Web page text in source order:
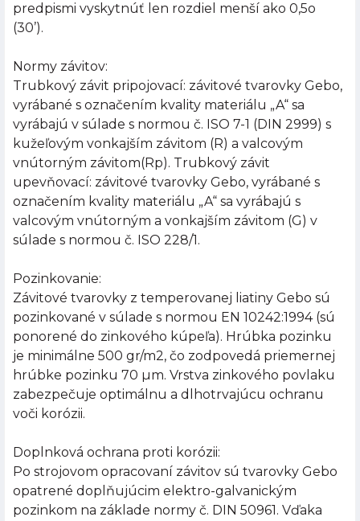
predpismi vyskytnúť len rozdiel menší ako 0,5o
(30’).
Normy závitov:
Trubkový závit pripojovací: závitové tvarovky Gebo,
vyrábané s označením kvality materiálu „A“ sa
vyrábajú v súlade s normou č. ISO 7-1 (DIN 2999) s
kužeľovým vonkajším závitom (R) a valcovým
vnútorným závitom(Rp). Trubkový závit
upevňovací: závitové tvarovky Gebo, vyrábané s
označením kvality materiálu „A“ sa vyrábajú s
valcovým vnútorným a vonkajším závitom (G) v
súlade s normou č. ISO 228/1.
Pozinkovanie:
Závitové tvarovky z temperovanej liatiny Gebo sú
pozinkované v súlade s normou EN 10242:1994 (sú
ponorené do zinkového kúpeľa). Hrúbka pozinku
je minimálne 500 gr/m2, čo zodpovedá priemernej
hrúbke pozinku 70 µm. Vrstva zinkového povlaku
zabezpečuje optimálnu a dlhotrvajúcu ochranu
voči korózii.
Doplnková ochrana proti korózii:
Po strojovom opracovaní závitov sú tvarovky Gebo
opatrené doplňujúcim elektro-galvanickým
pozinkom na základe normy č. DIN 50961. Vďaka